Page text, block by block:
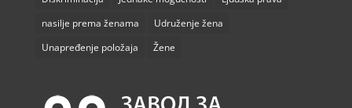
nasilje prema ženama
Udruženje žena
Unapređenje položaja
Žene